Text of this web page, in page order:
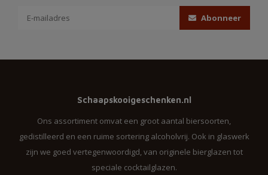
Abonneer
Schaapskooigeschenken.nl
Ons assortiment omvat een groot aantal biersoorten,
gedistilleerd en een ruime sortering alcoholvrij. Ook in glaswerk
zijn we goed vertegenwoordigd, van originele bierglazen tot
speciale cocktailglazen.